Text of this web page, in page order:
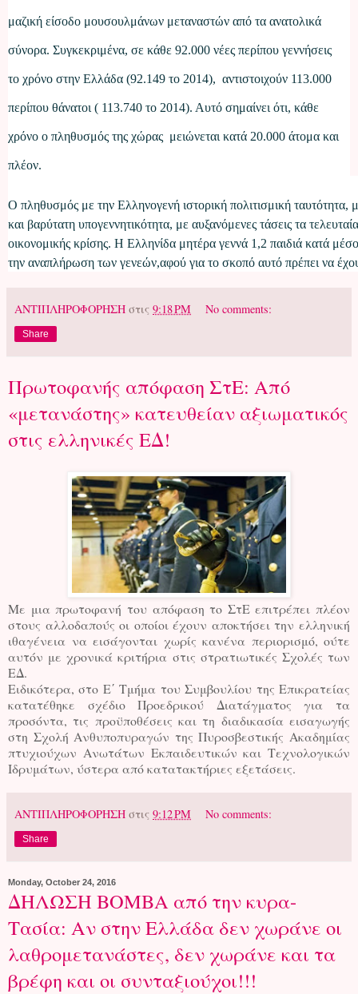
μαζική είσοδο μουσουλμάνων μεταναστών από τα ανατολικά
σύνορα. Συγκεκριμένα, σε κάθε 92.000 νέες περίπου γεννήσεις
το χρόνο στην Ελλάδα (92.149 το 2014), αντιστοιχούν 113.000
περίπου θάνατοι ( 113.740 το 2014). Αυτό σημαίνει ότι, κάθε
χρόνο ο πληθυσμός της χώρας μειώνεται κατά 20.000 άτομα και
πλέον.
Ο πληθυσμός με την Ελληνογενή ιστορική πολιτισμική ταυτότητα,
και βαρύτατη υπογεννητικότητα, με αυξανόμενες τάσεις τα
οικονομικής κρίσης. Η Ελληνίδα μητέρα γεννά 1,2 παιδιά κατά
την αναπλήρωση των γενεών,αφού για το σκοπό αυτό πρέπει να
ΑΝΤΙΠΛΗΡΟΦΟΡΗΣΗ στις 9:18 PM No comments:
Share
Πρωτοφανής απόφαση ΣτΕ: Από
«μετανάστης» κατευθείαν αξιωματικός
στις ελληνικές ΕΔ!
Με μια πρωτοφανή του απόφαση το ΣτΕ επιτρέπει πλέον
στους αλλοδαπούς οι οποίοι έχουν αποκτήσει την ελληνική
ιθαγένεια να εισάγονται χωρίς κανένα περιορισμό, ούτε
αυτόν με χρονικά κριτήρια στις στρατιωτικές Σχολές των
ΕΔ.
Ειδικότερα, στο Ε΄ Τμήμα του Συμβουλίου της Επικρατείας
κατατέθηκε σχέδιο Προεδρικού Διατάγματος για τα
προσόντα, τις προϋποθέσεις και τη διαδικασία εισαγωγής
στη Σχολή Ανθυποπυραγών της Πυροσβεστικής Ακαδημίας
πτυχιούχων Ανωτάτων Εκπαιδευτικών και Τεχνολογικών
Ιδρυμάτων, ύστερα από κατατακτήριες εξετάσεις.
ΑΝΤΙΠΛΗΡΟΦΟΡΗΣΗ στις 9:12 PM No comments:
Share
Monday, October 24, 2016
ΔΗΛΩΣΗ ΒΟΜΒΑ από την κυρα-
Τασία: Αν στην Ελλάδα δεν χωράνε οι
λαθρομετανάστες, δεν χωράνε και τα
βρέφη και οι συνταξιούχοι!!!